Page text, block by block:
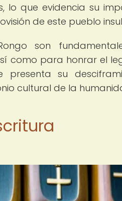
lo que evidencia su
de este pueblo
son
como para honrar el
su
cultural de la